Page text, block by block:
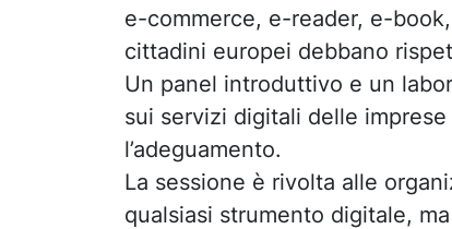
e-commerce, e-reader, e-
cittadini europei debbano
Un panel introduttivo e un
sui servizi digitali delle
l’adeguamento.
La sessione è rivolta alle
qualsiasi strumento digitale,